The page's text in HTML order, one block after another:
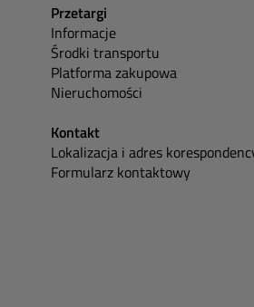
Przetargi
Informacje
Środki transportu
Platforma zakupowa
Nieruchomości
Kontakt
Lokalizacja i adres
Formularz kontaktowy